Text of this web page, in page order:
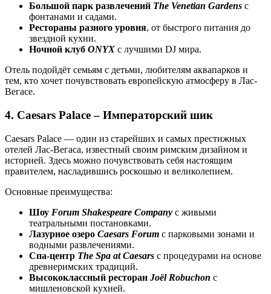
Большой парк развлечений The Venetian Gardens с
фонтанами и садами.
Рестораны разного уровня, от быстрого питания до
звездной кухни.
Ночной клуб ONYX с лучшими DJ мира.
Отель подойдёт семьям с детьми, любителям аквапарков и
тем, кто хочет почувствовать европейскую атмосферу в Лас-
Вегасе.
4. Caesars Palace – Императорский шик
Caesars Palace — один из старейших и самых престижных
отелей Лас-Вегаса, известный своим римским дизайном и
историей. Здесь можно почувствовать себя настоящим
правителем, насладившись роскошью и великолепием.
Основные преимущества:
Шоу Forum Shakespeare Company с живыми
театральными постановками.
Лазурное озеро Caesars Forum с парковыми зонами и
водными развлечениями.
Спа-центр The Spa at Caesars с процедурами на основе
древнеримских традиций.
Высококлассный ресторан Joël Robuchon с
мишленовской кухней.